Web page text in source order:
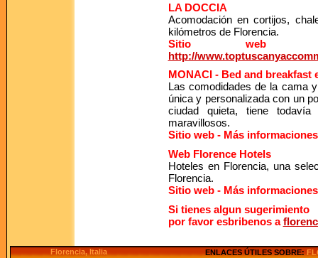
LA DOCCIA
Acomodación en cortijos,
kilómetros de Florencia.
Sitio web -
http://
MONACI - Bed and breakfast
Las comodidades de la cama
única y personalizada con un
ciudad quieta, tiene
maravillosos.
Sitio web - Más
Web Florence Hotels
Hoteles en Florencia, una
Florencia.
Sitio web - Más
Si tienes algun sugerimiento
por favor esbribenos a
Florencia, Italia ENLACES ÚTILES SOBRE: